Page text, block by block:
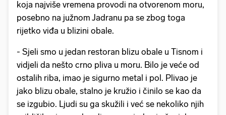
koja najviše vremena provodi na otvorenom moru,
posebno na južnom Jadranu pa se zbog toga
rijetko viđa u blizini obale.
- Sjeli smo u jedan restoran blizu obale u Tisnom i
vidjeli da nešto crno pliva u moru. Bilo je veće od
ostalih riba, imao je sigurno metal i pol. Plivao je
jako blizu obale, stalno je kružio i činilo se kao da
se izgubio. Ljudi su ga skužili i već se nekoliko njih